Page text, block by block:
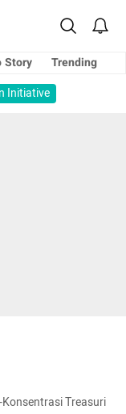
Story
Trending
Initiative
Treasuri